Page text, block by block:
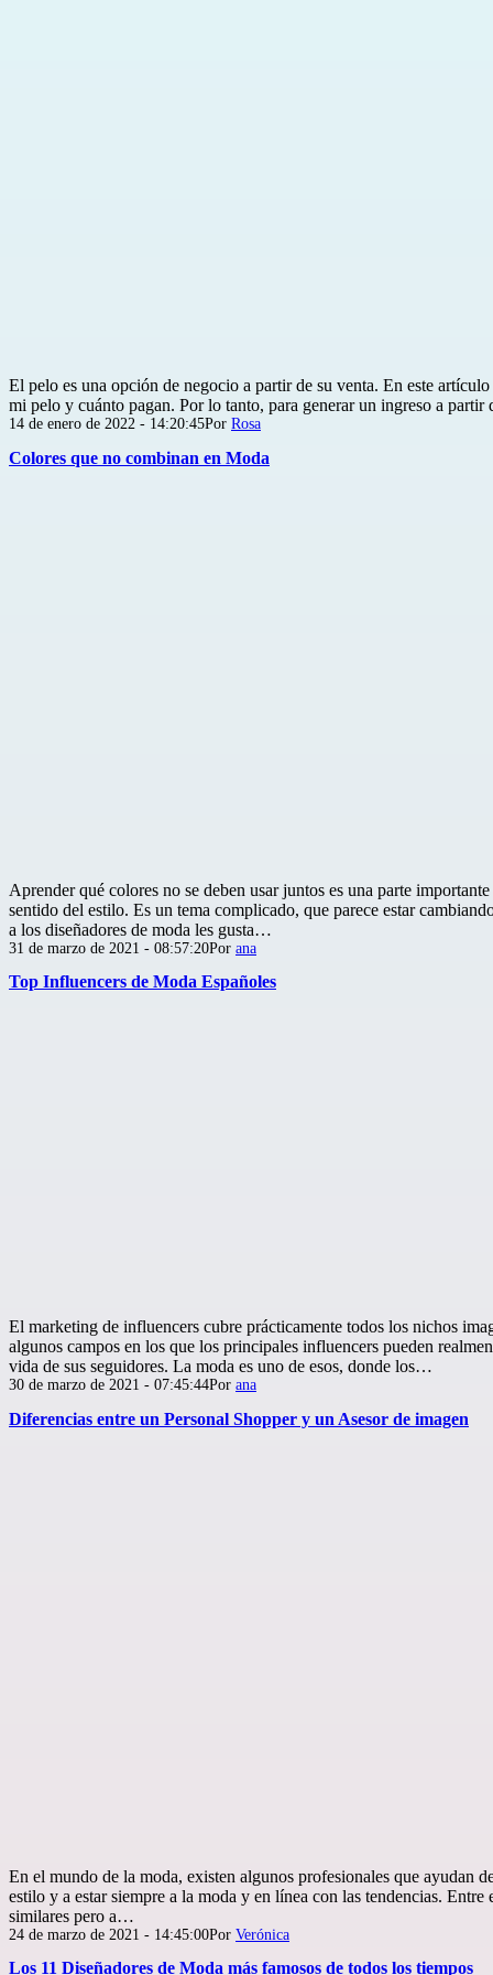
El pelo es una opción de negocio a partir de su venta. En este
mi pelo y cuánto pagan. Por lo tanto, para generar un ingreso a
Publicada
14 de enero de 2022 - 14:20:45Por Rosa
Colores que no combinan en Moda
Aprender qué colores no se deben usar juntos es una parte
sentido del estilo. Es un tema complicado, que parece estar
a los diseñadores de moda les gusta…
Publicada
31 de marzo de 2021 - 08:57:20Por ana
Top Influencers de Moda Españoles
El marketing de influencers cubre prácticamente todos los nichos
algunos campos en los que los principales influencers pueden
vida de sus seguidores. La moda es uno de esos, donde los…
Publicada
30 de marzo de 2021 - 07:45:44Por ana
Diferencias entre un Personal Shopper y un Asesor de imagen
En el mundo de la moda, existen algunos profesionales que ayudan
estilo y a estar siempre a la moda y en línea con las tendencias. Entre
similares pero a…
Publicada
24 de marzo de 2021 - 14:45:00Por Verónica
Los 11 Diseñadores de Moda más famosos de todos los tiempos